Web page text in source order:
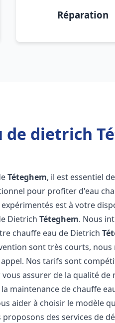
Réparation
de dietrich
Téteghem, il est essentiel
pour profiter d'eau
est à votre
DietrichTéteghem. Nous
chauffe eau de Dietrich
sont très courts,
Nos tarifs sont
assurer de la qualité
maintenance de chauffe
aider à choisir le modèle
proposons des services de